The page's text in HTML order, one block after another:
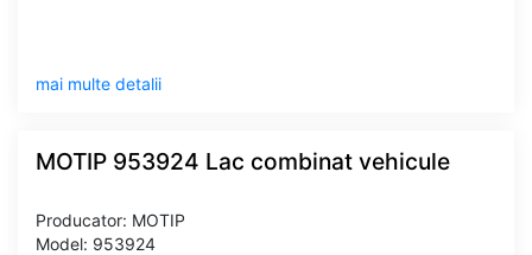
mai multe detalii
MOTIP 953924 Lac combinat vehicule
Producator: MOTIP
Model: 953924